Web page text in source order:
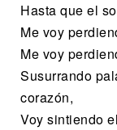
Hasta que el
Me voy
Me voy
Susurrando
corazón,
Voy sintiendo